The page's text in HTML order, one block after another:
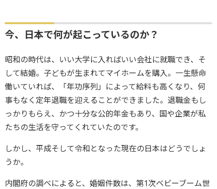
今、日本で何が起こっているのか？
昭和の時代は、いい大学に入ればいい会社に就職でき、そ
して結婚。子どもが生まれてマイホームを購入。一生懸命
働いていれば、「年功序列」によって給料も高くなり、何
事もなく定年退職を迎えることができました。退職金もし
っかりもらえ、かつ十分な公的年金もあり、国や企業が私
たちの生活を守ってくれていたのです。
しかし、平成そして令和となった現在の日本はどうでしょ
うか。
内閣府の調べによると、婚姻件数は、第1次ベビーブーム世